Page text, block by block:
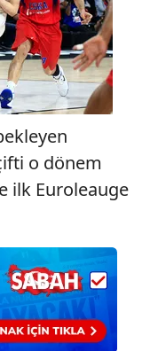
o dönem
ilk Euroleauge